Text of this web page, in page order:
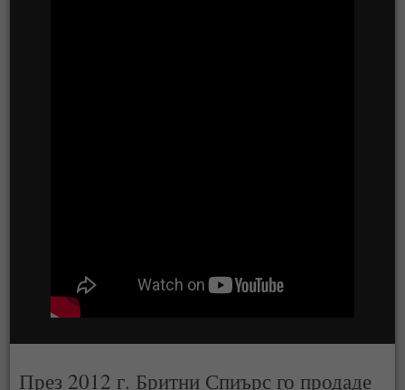
През 2012 г. Бритни Спиърс го продаде